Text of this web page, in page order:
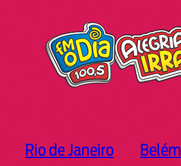
Rio de Janeiro Belém